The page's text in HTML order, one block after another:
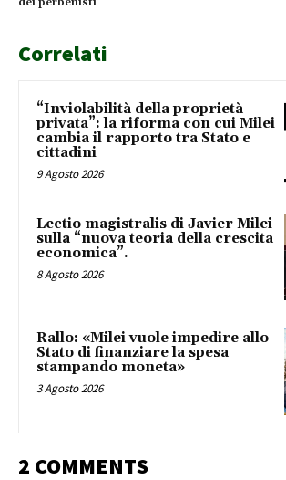
Correlati
“Inviolabilità della proprietà
privata”: la riforma con cui Milei
cambia il rapporto tra Stato e
cittadini
9 Agosto 2026
Lectio magistralis di Javier Milei
sulla “nuova teoria della crescita
economica”.
8 Agosto 2026
Rallo: «Milei vuole impedire allo
Stato di finanziare la spesa
stampando moneta»
3 Agosto 2026
2 COMMENTS